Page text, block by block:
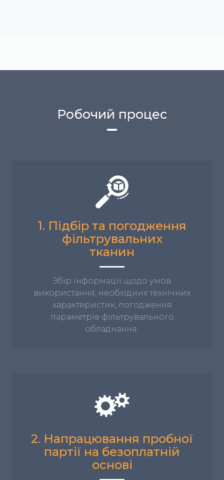
Робочий процес
1. Підбір та погодження
фільтрувальних
тканин
Збір інформації щодо умов
використання, необхідних технічних
характеристик, погодження
параметрів фільтрувального
обладнання
2. Напрацювання пробної
партії на безоплатній
основі